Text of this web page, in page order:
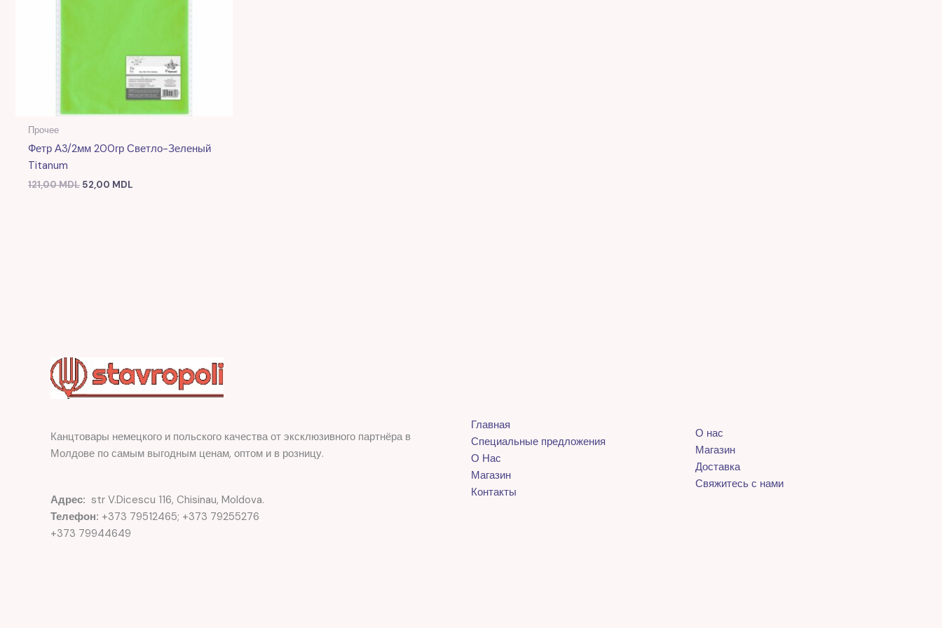
Прочее
Фетр А3/2мм 200гр Светло-Зеленый
Titanum
121,00MDL 52,00 MDL
Канцтовары немецкого и польского качества от эксклюзивного партнёра в
Молдове по самым выгодным ценам, оптом и в розницу.
Адрес: str V.Dicescu 116, Chisinau, Moldova.
Телефон: +373 79512465; +373 79255276
+373 79944649
Главная
Специальные предложения
О Нас
Магазин
Контакты
О нас
Магазин
Доставка
Свяжитесь с нами